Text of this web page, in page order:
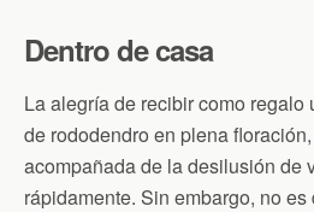
Dentro de casa
La alegría de recibir como
de rododendro en plena
acompañada de la desilusión de
rápidamente. Sin embargo, no